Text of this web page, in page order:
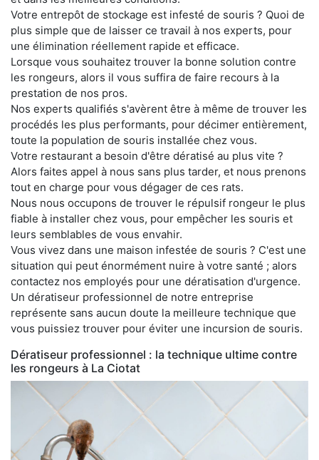
Votre entrepôt de stockage est infesté de souris ? Quoi de
plus simple que de laisser ce travail à nos experts, pour
une élimination réellement rapide et efficace.
Lorsque vous souhaitez trouver la bonne solution contre
les rongeurs, alors il vous suffira de faire recours à la
prestation de nos pros.
Nos experts qualifiés s'avèrent être à même de trouver les
procédés les plus performants, pour décimer entièrement,
toute la population de souris installée chez vous.
Votre restaurant a besoin d'être dératisé au plus vite ?
Alors faites appel à nous sans plus tarder, et nous prenons
tout en charge pour vous dégager de ces rats.
Nous nous occupons de trouver le répulsif rongeur le plus
fiable à installer chez vous, pour empêcher les souris et
leurs semblables de vous envahir.
Vous vivez dans une maison infestée de souris ? C'est une
situation qui peut énormément nuire à votre santé ; alors
contactez nos employés pour une dératisation d'urgence.
Un dératiseur professionnel de notre entreprise
représente sans aucun doute la meilleure technique que
vous puissiez trouver pour éviter une incursion de souris.
Dératiseur professionnel : la technique ultime contre
les rongeurs à La Ciotat